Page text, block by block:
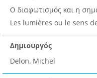
Ο διαφωτισμός και η
Les lumières ou le sens
Δημιουργός
Delon, Michel